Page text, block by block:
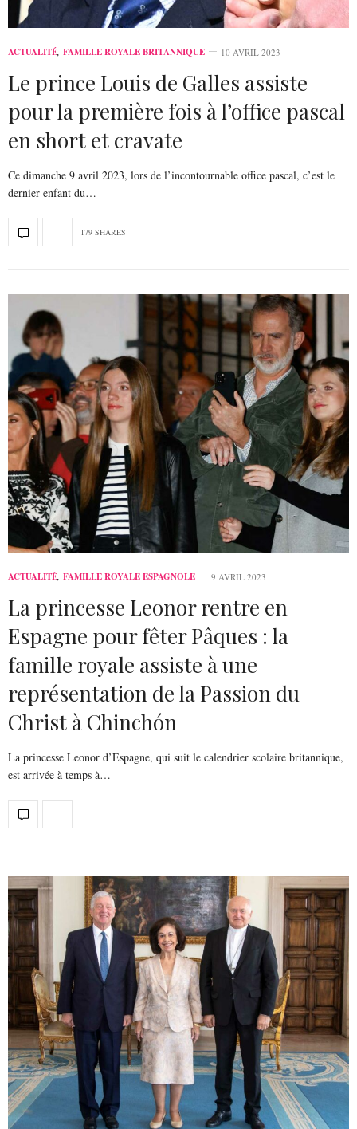
ACTUALITÉ, FAMILLE ROYALE BRITANNIQUE 10 AVRIL 2023
Le prince Louis de Galles assiste
pour la première fois à l’office pascal
en short et cravate
Ce dimanche 9 avril 2023, lors de l’incontournable office pascal, c’est le
dernier enfant du…
179 SHARES
ACTUALITÉ, FAMILLE ROYALE ESPAGNOLE 9 AVRIL 2023
La princesse Leonor rentre en
Espagne pour fêter Pâques : la
famille royale assiste à une
représentation de la Passion du
Christ à Chinchón
La princesse Leonor d’Espagne, qui suit le calendrier scolaire britannique,
est arrivée à temps à…